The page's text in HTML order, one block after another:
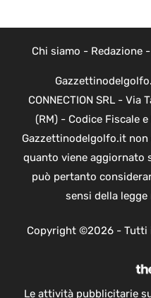
Chi siamo - Redazione-
CONNECTION SRL -
(RM) - Codice Fiscale
Gazzettinodelgolfo.it
quanto viene aggiornato
può pertanto
sensi della
Copyright ©2026 -
Le attività pubblicitarie